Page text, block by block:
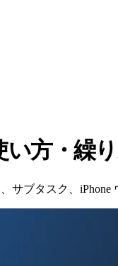
い方・繰
サブタスク、